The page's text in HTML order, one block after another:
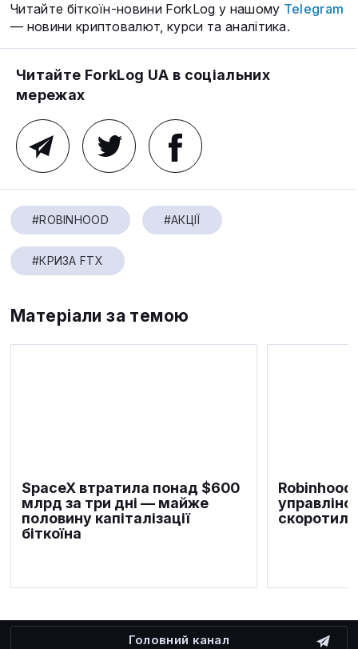
Читайте біткоїн-новини ForkLog у нашому Telegram
— новини криптовалют, курси та аналітика.
Читайте ForkLog UA в соціальних
мережах
#ROBINHOOD #АКЦІЇ
#КРИЗА FTX
Матеріали за темою
SpaceX втратила понад $600
млрд за три дні — майже
половину капіталізації
біткоїна
Головний канал